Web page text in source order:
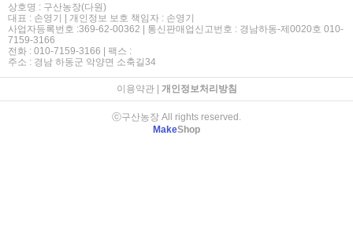
상호명 : 구산농장(다원)
대표 : 손영기 | 개인정보 보호 책임자 : 손영기
사업자등록번호 :369-62-00362 | 통신판매업신고번호 : 경남하동-제0020호 010-
7159-3166
전화 : 010-7159-3166 | 팩스 :
주소 : 경남 하동군 악양면 소축길34
이용약관| 개인정보처리방침
ⓒ구산농장 All rights reserved.
MakeShop